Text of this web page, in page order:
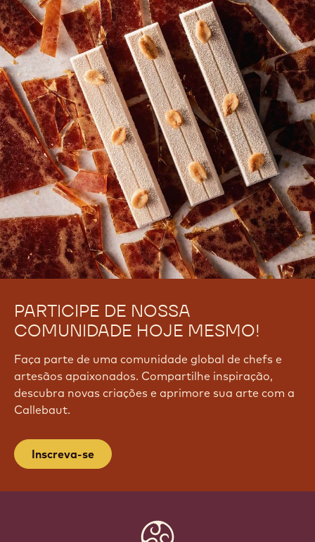
PARTICIPE DE NOSSA
COMUNIDADE HOJE MESMO!
Faça parte de uma comunidade global de chefs e
artesãos apaixonados. Compartilhe inspiração,
descubra novas criações e aprimore sua arte com a
Callebaut.
Inscreva-se